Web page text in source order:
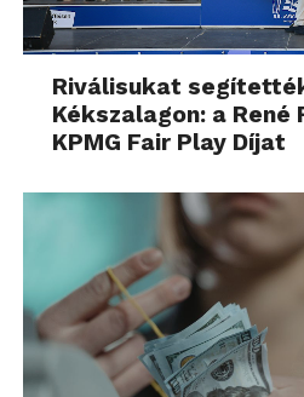
Riválisukat
Kékszalagon: a
KPMG Fair Play Díjat